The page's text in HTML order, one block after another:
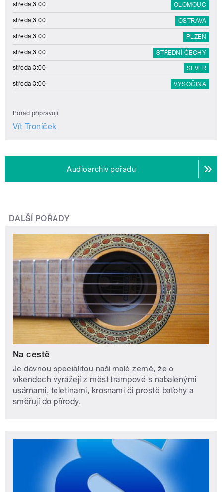
středa 3:00 OLOMOUC
středa 3:00 OSTRAVA
středa 3:00 PLZEŇ
středa 3:00 STŘEDNÍ ČECHY
středa 3:00 SEVER
středa 3:00 VYSOČINA
Pořad připravují
Vít Troníček
Audioarchiv pořadu
DALŠÍ POŘADY
Na cestě
Je dávnou specialitou naší malé země, že o
víkendech vyrážejí z měst trampové s nabalenými
usárnami, teletinami, krosnami či prostě baťohy a
směřují do přírody.